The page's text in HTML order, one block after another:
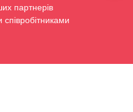
партнерів